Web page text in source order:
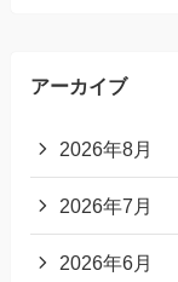
アーカイブ
2026年8月
2026年7月
2026年6月